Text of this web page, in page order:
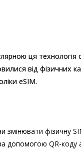
ця технологія
від фізичних
eSIM.
змінювати фізичну
допомогою QR-коду